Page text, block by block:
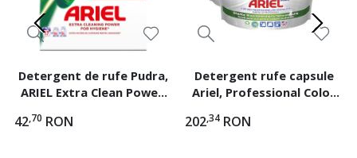
Detergent de rufe Pudra,
ARIEL Extra Clean Power,
42,70 RON
Detergent rufe capsule
Ariel, Professional Color
2x60 capsule, 120 spalari
202,34 RON